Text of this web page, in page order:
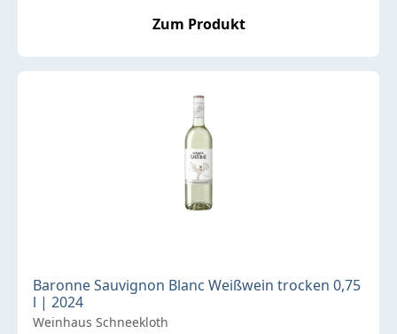
Zum Produkt
Baronne Sauvignon Blanc Weißwein trocken 0,75
l | 2024
Weinhaus Schneekloth